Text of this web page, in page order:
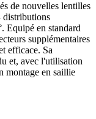
de nouvelles lentilles
distributions
Equipé en standard
supplémentaires
efficace. Sa
et, avec l'utilisation
montage en saillie